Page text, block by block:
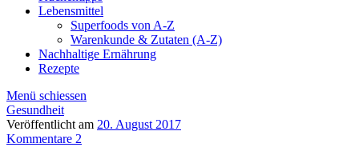
Lebensmittel
Superfoods von A-Z
Warenkunde & Zutaten (A-Z)
Nachhaltige Ernährung
Rezepte
Menü schiessen
Gesundheit
Veröffentlicht am 20. August 2017
Kommentare 2